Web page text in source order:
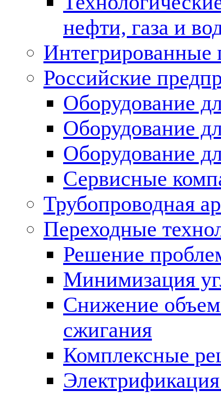
нефти, газа и
Российские
Оборудование
Оборудование
Оборудование
Сервисные
Трубопроводная
Переходные
Решение
Минимизация
Снижение
сжигания
Комплексные